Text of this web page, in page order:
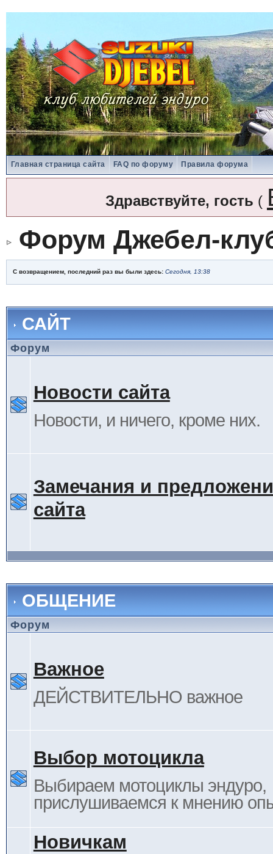
Главная страница сайта FAQ по форуму Правила форума
Здравствуйте, гость (
Форум Джебел-
С возвращением, последний раз вы были здесь: Сегодня, 13:38
САЙТ
Форум
Новости сайта
Новости, и ничего, кроме них.
Замечания и
сайта
ОБЩЕНИЕ
Форум
Важное
ДЕЙСТВИТЕЛЬНО важное
Выбор мотоцикла
Выбираем мотоциклы эндуро,
прислушиваемся к мнению
Новичкам